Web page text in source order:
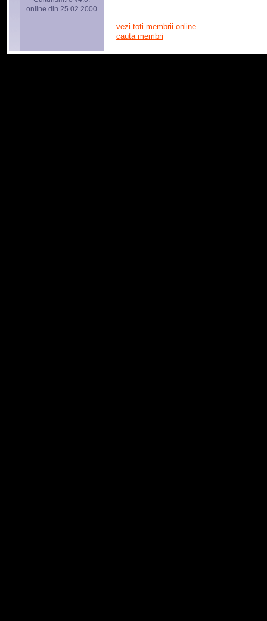
online din 25.02.2000
vezi toti membrii online
cauta membri